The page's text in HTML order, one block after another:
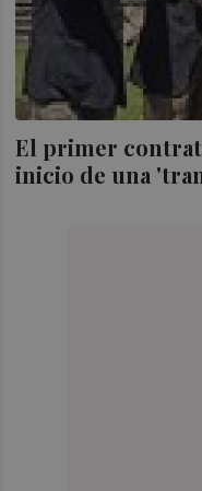
El primer
inicio de una